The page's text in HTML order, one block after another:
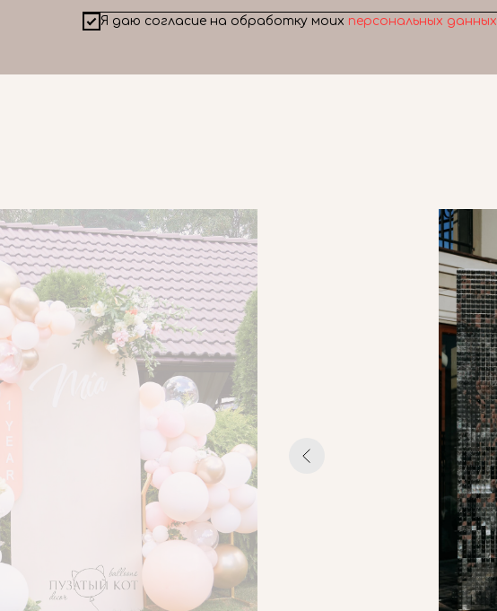
Я даю согласие на обработку моих персональных данных